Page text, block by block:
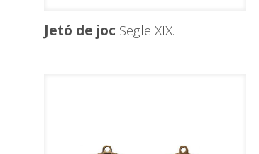
Jetó de joc Segle XIX.